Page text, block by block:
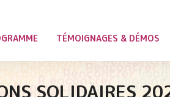
TÉMOIGNAGES & DÉMOS
SOLIDAIRES